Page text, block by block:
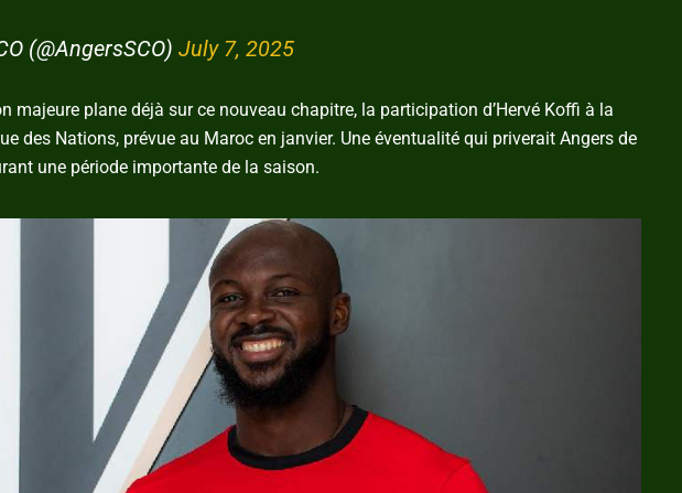
(@AngersSCO) July 7, 2025
majeure plane déjà sur ce nouveau chapitre, la participation d’Hervé Koffi à la
des Nations, prévue au Maroc en janvier. Une éventualité qui priverait Angers de
une période importante de la saison.